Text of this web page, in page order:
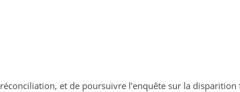
et de poursuivre l’enquête sur la